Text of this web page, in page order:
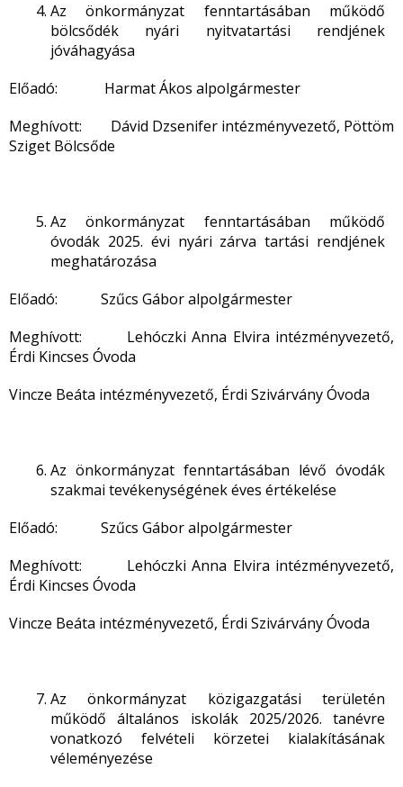
Az önkormányzat fenntartásában működő
bölcsődék nyári nyitvatartási rendjének
jóváhagyása
Előadó: Harmat Ákos alpolgármester
Meghívott: Dávid Dzsenifer intézményvezető, Pöttöm
Sziget Bölcsőde
Az önkormányzat fenntartásában működő
óvodák 2025. évi nyári zárva tartási rendjének
meghatározása
Előadó: Szűcs Gábor alpolgármester
Meghívott: Lehóczki Anna Elvira intézményvezető,
Érdi Kincses Óvoda
Vincze Beáta intézményvezető, Érdi Szivárvány Óvoda
Az önkormányzat fenntartásában lévő óvodák
szakmai tevékenységének éves értékelése
Előadó: Szűcs Gábor alpolgármester
Meghívott: Lehóczki Anna Elvira intézményvezető,
Érdi Kincses Óvoda
Vincze Beáta intézményvezető, Érdi Szivárvány Óvoda
Az önkormányzat közigazgatási területén
működő általános iskolák 2025/2026. tanévre
vonatkozó felvételi körzetei kialakításának
véleményezése